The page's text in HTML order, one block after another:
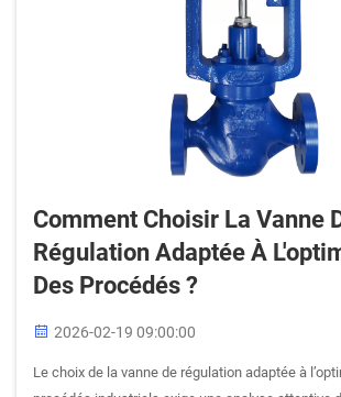
Comment Choisir La Vanne
Régulation Adaptée À
Des Procédés ?
2026-02-19 09:00:00
Le choix de la vanne de régulation adaptée à